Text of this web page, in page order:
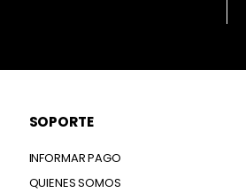
SOPORTE
INFORMAR PAGO
QUIENES SOMOS